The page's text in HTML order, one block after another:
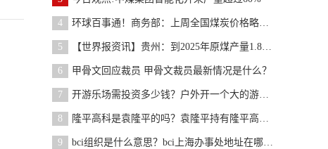
4 环球百事通！商务部：上周全国煤炭价格略有下降
5 【世界报资讯】贵州：到2025年原煤产量1.8亿吨 力
6 甲骨文回应裁员 甲骨文裁员最新情况是什么？
7 开游乐场需投资多少钱？户外开一个大的游乐场需要多
8 隆平高科是袁隆平的吗？袁隆平持有隆平高科多少股份
9 bci组织是什么意思？bci上海办事处地址在哪？bci的